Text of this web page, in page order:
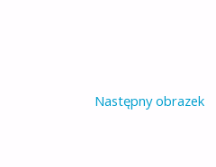
Następny obrazek